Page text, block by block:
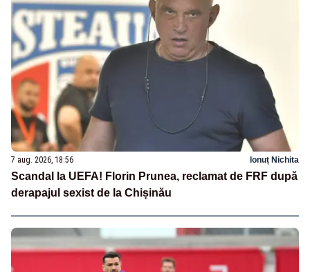
7 aug. 2026, 18:56 Ionuț Nichita
Scandal la UEFA! Florin Prunea, reclamat de FRF după
derapajul sexist de la Chișinău